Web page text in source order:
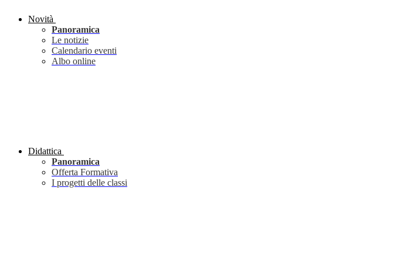
Novità
Panoramica
Le notizie
Calendario eventi
Albo online
Didattica
Panoramica
Offerta Formativa
I progetti delle classi